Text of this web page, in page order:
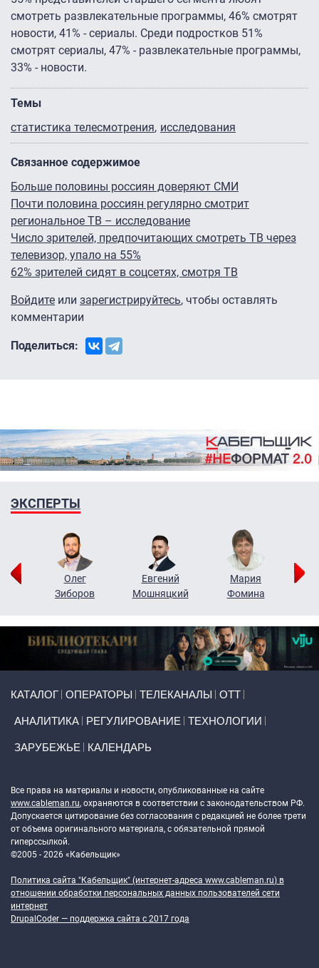
смотреть развлекательные программы, 46% смотрят
новости, 41% - сериалы. Среди подростков 51%
смотрят сериалы, 47% - развлекательные программы,
33% - новости.
Темы
статистика телесмотрения исследования
Связанное содержимое
Больше половины россиян доверяют СМИ
Почти половина россиян регулярно смотрит
региональное ТВ – исследование
Число зрителей, предпочитающих смотреть ТВ через
телевизор, упало на 55%
62% зрителей сидят в соцсетях, смотря ТВ
Войдите или зарегистрируйтесь, чтобы оставлять
комментарии
Поделиться:
ЭКСПЕРТЫ
Олег
Зиборов
Евгений
Мошняцкий
Мария
Фомина
КАТАЛОГ ОПЕРАТОРЫ ТЕЛЕКАНАЛЫ ОТТ
АНАЛИТИКА РЕГУЛИРОВАНИЕ ТЕХНОЛОГИИ
ЗАРУБЕЖЬЕ КАЛЕНДАРЬ
Все права на материалы и новости, опубликованные на сайте
www.cableman.ru, охраняются в соответствии с законодательством РФ.
Допускается цитирование без согласования с редакцией не более трети
от объема оригинального материала, с обязательной прямой
гиперссылкой.
©2005 - 2026 «Кабельщик»
Политика сайта "Кабельщик" (интернет-адреса www.cableman.ru) в
отношении обработки персональных данных пользователей сети
интернет
DrupalCoder — поддержка сайта c 2017 года